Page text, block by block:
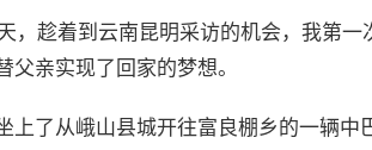
，趁着到云南昆明采访的机会，我第
父亲实现了回家的梦想。
上了从峨山县城开往富良棚乡的一辆